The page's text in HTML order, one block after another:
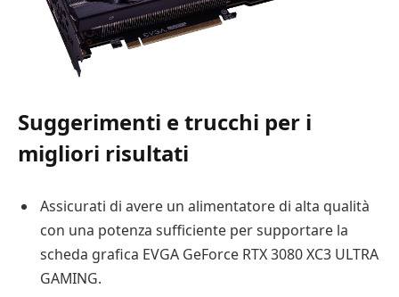
Suggerimenti e trucchi per i
migliori risultati
Assicurati di avere un alimentatore di alta qualità
con una potenza sufficiente per supportare la
scheda grafica EVGA GeForce RTX 3080 XC3 ULTRA
GAMING.